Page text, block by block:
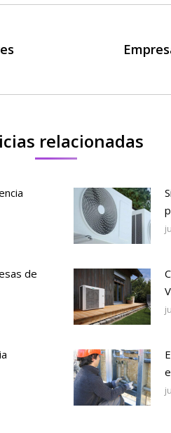
Publicación
relacionadas
de